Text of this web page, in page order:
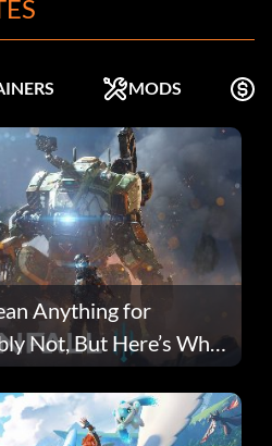
MODS
Anything for
Not, But Here’s Why